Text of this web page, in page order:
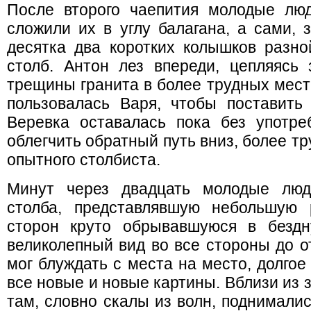
После второго чаепития молодые
сложили их в углу балагана, а сами,
десятка два коротких колышков
столб. Антон лез впереди,
трещины гранита в более трудных
пользовалась Варя, чтобы
Веревка оставалась пока без
облегчить обратный путь вниз, более
опытного столбиста.
Минут через двадцать молодые
столба, представлявшую
сторон круто обрывавшуюся в
великолепный вид во все стороны до
мог блуждать с места на место,
все новые и новые картины. Вблизи из
там, словно скалы из волн,